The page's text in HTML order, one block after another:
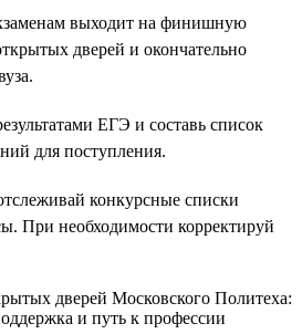
выходит на финишную
дверей и окончательно
ЕГЭ и составь список
для поступления.
конкурсные списки
При необходимости корректируй